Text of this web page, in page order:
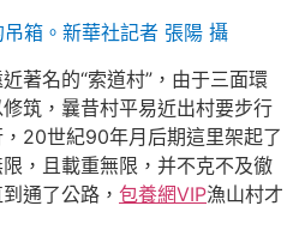
箱。新華社記者 張陽 攝
著名的“索道村”，由于三面環
筑，曩昔村平易近出村要步行
20世紀90年月后期這里架起了
，且載重無限，并不克不及徹
通了公路， 包養網VIP漁山村才